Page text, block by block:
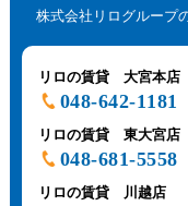
株式会社リログループ
リロの賃貸 大宮本店
048-642-1181
リロの賃貸 東大宮店
048-681-5558
リロの賃貸 川越店